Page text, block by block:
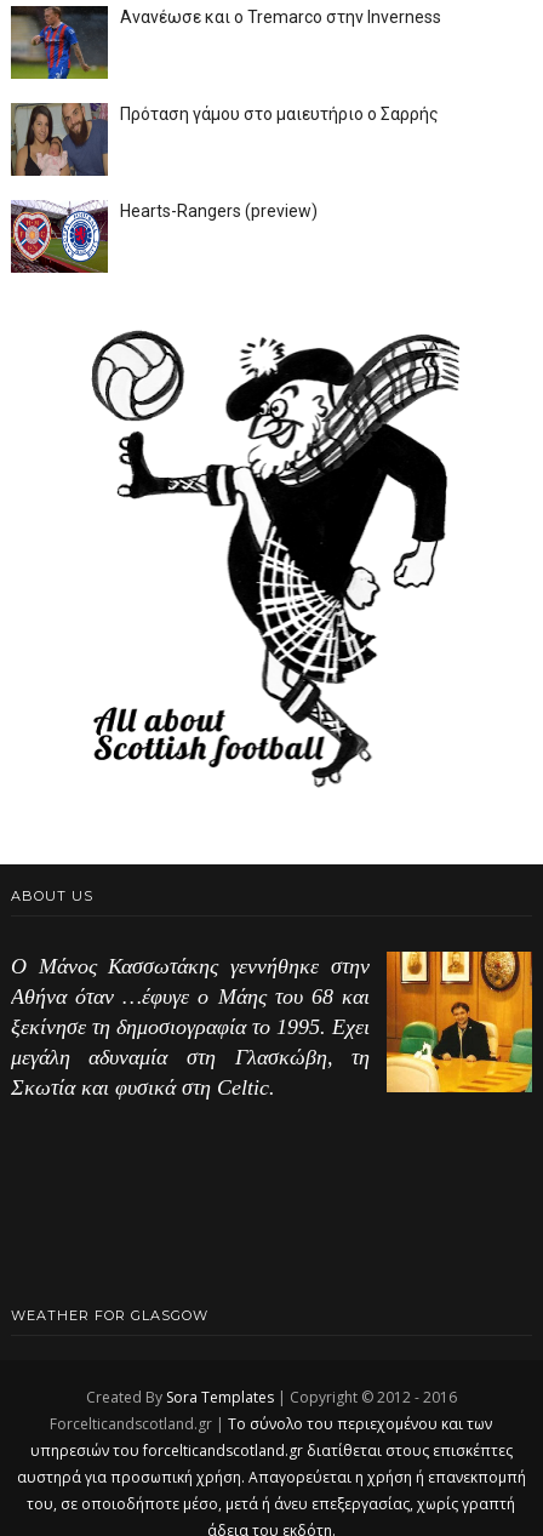
Ανανέωσε και ο Tremarco στην Inverness
Πρόταση γάμου στο μαιευτήριο ο Σαρρής
Hearts-Rangers (preview)
ABOUT US
Ο Μάνος Κασσωτάκης γεννήθηκε στην
Αθήνα όταν …έφυγε ο Μάης του 68 και
ξεκίνησε τη δημοσιογραφία το 1995. Εχει
μεγάλη αδυναμία στη Γλασκώβη, τη
Σκωτία και φυσικά στη Celtic.
WEATHER FOR GLASGOW
Created By Sora Templates| Copyright © 2012 - 2016
Forcelticandscotland.gr |Το σύνολο του περιεχομένου και των
υπηρεσιών του forcelticandscotland.gr διατίθεται στους επισκέπτες
αυστηρά για προσωπική χρήση. Απαγορεύεται η χρήση ή επανεκπομπή
του, σε οποιοδήποτε μέσο, μετά ή άνευ επεξεργασίας, χωρίς γραπτή
άδεια του εκδότη.